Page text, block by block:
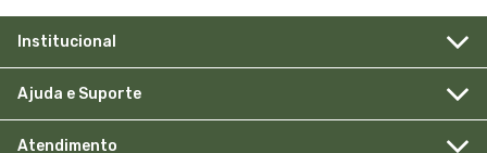
Institucional
Ajuda e Suporte
Atendimento